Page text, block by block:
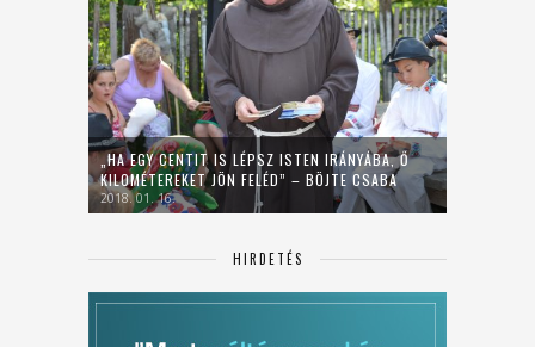
„HA EGY CENTIT IS LÉPSZ ISTEN IRÁNYÁBA, Ő
KILOMÉTEREKET JÖN FELÉD” – BÖJTE CSABA
2018. 01. 16.
HIRDETÉS